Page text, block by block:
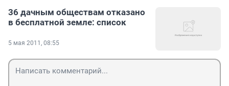
36 дачным обществам отказано
в бесплатной земле: список
5 мая 2011, 08:55